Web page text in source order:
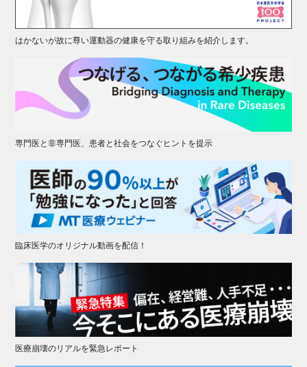
はかないが故に尊い運動器の健康を守る取り組みを紹介します。
専門医と非専門医、患者と社会をつなぐヒントを提示
臨床医学のオリジナル動画を配信！
医療崩壊のリアルを緊急レポート